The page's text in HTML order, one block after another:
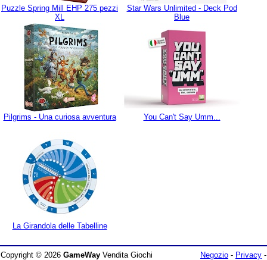
Puzzle Spring Mill EHP 275 pezzi
XL
Star Wars Unlimited - Deck Pod
Blue
Pilgrims - Una curiosa avventura You Can't Say Umm...
La Girandola delle Tabelline
Copyright © 2026 GameWay Vendita Giochi
Negozio - Privacy -